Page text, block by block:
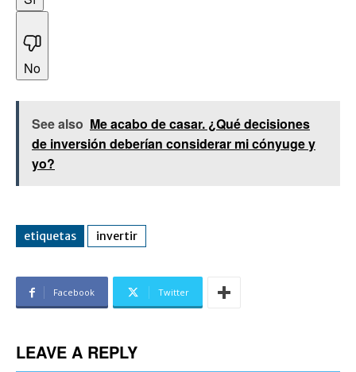
No
See also Me acabo de casar. ¿Qué decisiones
de inversión deberían considerar mi cónyuge y
yo?
etiquetas invertir
Facebook Twitter
LEAVE A REPLY